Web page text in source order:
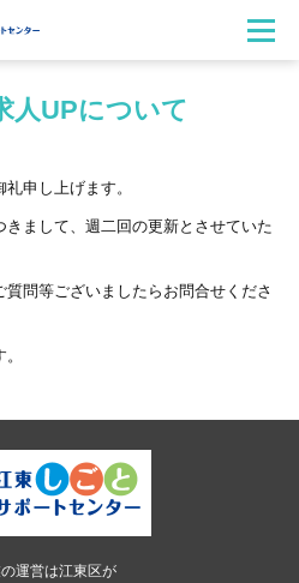
人UPについて
申し上げます。
まして、週二回の更新とさせていた
問等ございましたらお問合せくださ
運営は江東区が